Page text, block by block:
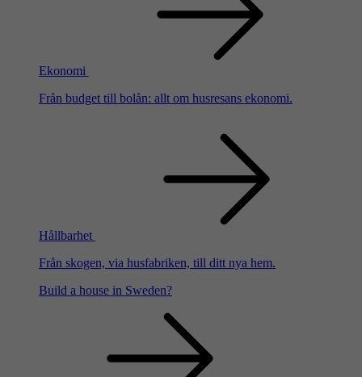
Ekonomi
Från budget till bolån: allt om husresans ekonomi.
Hållbarhet
Från skogen, via husfabriken, till ditt nya hem.
Build a house in Sweden?